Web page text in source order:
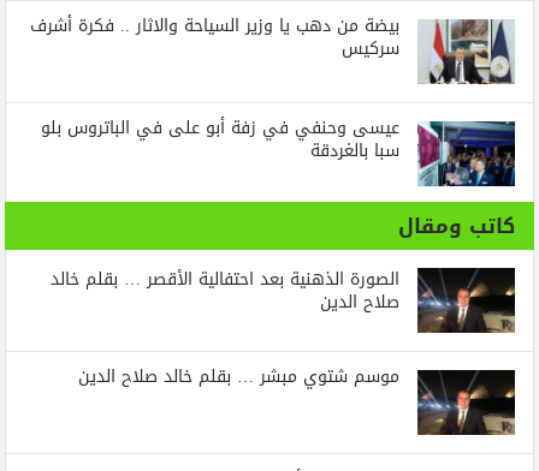
بيضة من دهب يا وزير السياحة والاثار .. فكرة أشرف
سركيس
عيسى وحنفي في زفة أبو على في الباتروس بلو
سبا بالغردقة
كاتب ومقال
الصورة الذهنية بعد احتفالية الأقصر … بقلم خالد
صلاح الدين
موسم شتوي مبشر … بقلم خالد صلاح الدين